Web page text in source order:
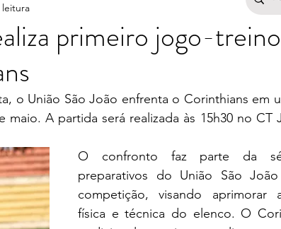
Fake News
Férias Trânsito Eleições 2024 Festa
Carnaval
primeiro jogo-treino
o União São João enfrenta o Corinthians em
A partida será realizada às 15h30 no CT
O confronto faz parte da
preparativos do União São
competição, visando aprimorar
física e técnica do elenco. O